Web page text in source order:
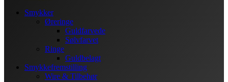
Smykker
Øreringe
Guldfarvede
Sølvfarvet
Ringe
Guldbelagt
Smykkefremstilling
Wire & Tilbehør